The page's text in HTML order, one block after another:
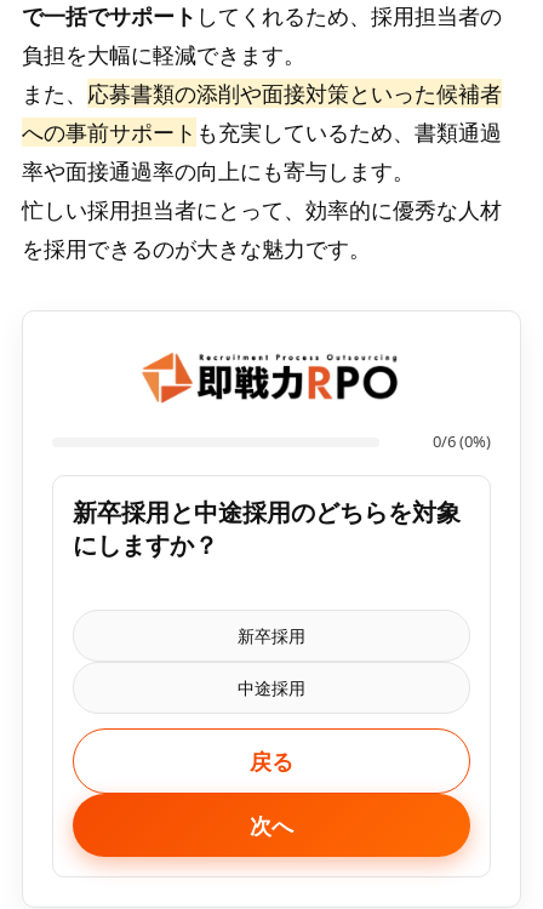
で一括でサポート してくれるため、採用担当者の
負担を大幅に軽減できます。
また、 応募書類の添削や面接対策といった候補者
への事前サポート も充実しているため、書類通過
率や面接通過率の向上にも寄与します。
忙しい採用担当者にとって、効率的に優秀な人材
を採用できるのが大きな魅力です。
0/6 (0%)
新卒採用と中途採用のどちらを対象
にしますか？
新卒採用
中途採用
戻る
次へ